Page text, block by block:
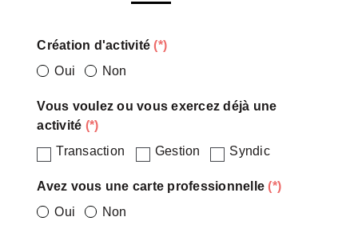
Création d'activité(*)
Oui
Non
Vous voulez ou vous exercez déjà une
activité (*)
Transaction
Gestion Syndic
Avez vous une carte professionnelle(*)
Oui
Non